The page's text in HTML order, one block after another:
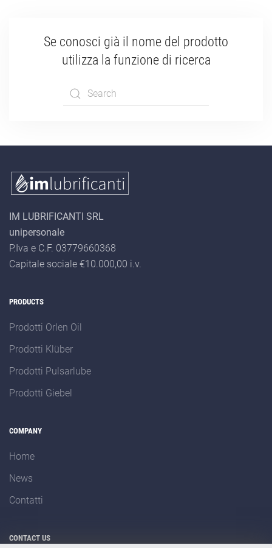
Se conosci già il nome del prodotto
utilizza la funzione di ricerca
results.
IM LUBRIFICANTI SRL
unipersonale
P.Iva e C.F. 03779660368
Capitale sociale €10.000,00 i.v.
PRODUCTS
Prodotti Orlen Oil
Prodotti Klüber
Prodotti Pulsarlube
Prodotti Giebel
COMPANY
Home
News
Contatti
CONTACT US